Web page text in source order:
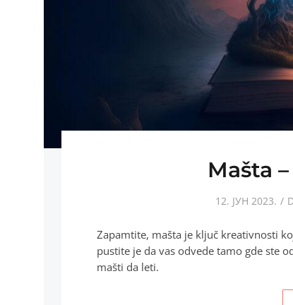
Mašta
12. ЈУН 2023.
Zapamtite, mašta je ključ kreativnosti
pustite je da vas odvede tamo gde ste
mašti da leti.